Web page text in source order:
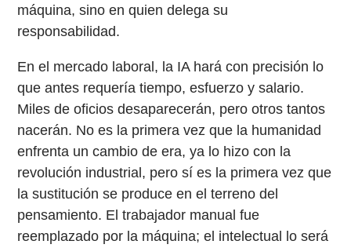
máquina, sino en quien delega su
responsabilidad.
En el mercado laboral, la IA hará con precisión lo
que antes requería tiempo, esfuerzo y salario.
Miles de oficios desaparecerán, pero otros tantos
nacerán. No es la primera vez que la humanidad
enfrenta un cambio de era, ya lo hizo con la
revolución industrial, pero sí es la primera vez que
la sustitución se produce en el terreno del
pensamiento. El trabajador manual fue
reemplazado por la máquina; el intelectual lo será